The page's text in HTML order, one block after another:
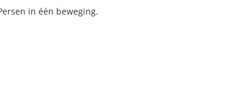
in één beweging.